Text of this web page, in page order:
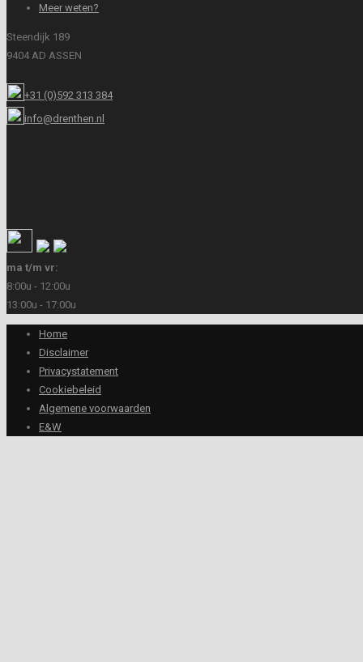
Meer weten?
Steendijk 189
9404 AD ASSEN
+31 (0)592 313 384
info@drenthen.nl
ma t/m vr:
8:00u - 12:00u
13:00u - 17:00u
Home
Disclaimer
Privacystatement
Cookiebeleid
Algemene voorwaarden
E&W